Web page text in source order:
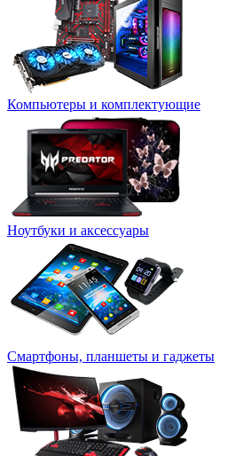
Компьютеры и комплектующие
Ноутбуки и аксессуары
Смартфоны, планшеты и гаджеты